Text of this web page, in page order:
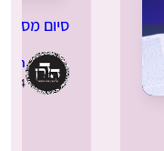
סיום
17.12.2024 |